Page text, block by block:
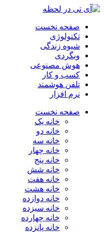
صفحه نخست
تکنولوژی
شیوه زندگی
وبگردی
هوش مصنوعی
کسب و کار
تلفن هوشمند
نرم افزار
صفحه نخست
خانه یک
خانه دو
خانه سه
خانه چهار
خانه پنج
خانه شش
خانه هفت
خانه هشت
خانه دوازده
خانه سیزده
خانه چهارده
خانه پانزده